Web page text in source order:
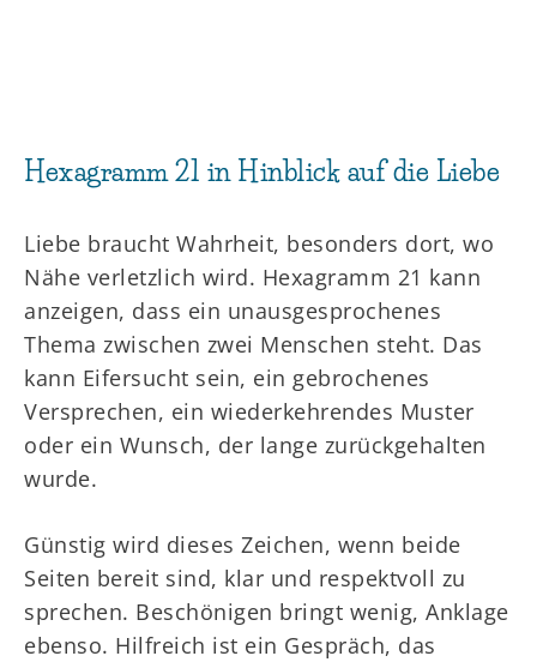
Hexagramm 21 in Hinblick auf die Liebe
Liebe braucht Wahrheit, besonders dort, wo
Nähe verletzlich wird. Hexagramm 21 kann
anzeigen, dass ein unausgesprochenes
Thema zwischen zwei Menschen steht. Das
kann Eifersucht sein, ein gebrochenes
Versprechen, ein wiederkehrendes Muster
oder ein Wunsch, der lange zurückgehalten
wurde.
Günstig wird dieses Zeichen, wenn beide
Seiten bereit sind, klar und respektvoll zu
sprechen. Beschönigen bringt wenig, Anklage
ebenso. Hilfreich ist ein Gespräch, das